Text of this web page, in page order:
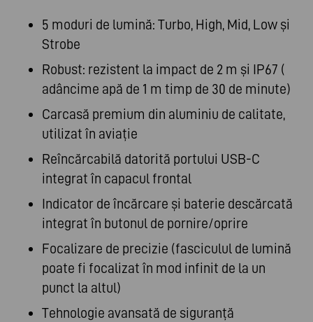
5 moduri de lumină: Turbo, High, Mid, Low și
Strobe
Robust: rezistent la impact de 2 m și IP67 (
adâncime apă de 1 m timp de 30 de minute)
Carcasă premium din aluminiu de calitate,
utilizat în aviație
Reîncărcabilă datorită portului USB-C
integrat în capacul frontal
Indicator de încărcare și baterie descărcată
integrat în butonul de pornire/oprire
Focalizare de precizie (fasciculul de lumină
poate fi focalizat în mod infinit de la un
punct la altul)
Tehnologie avansată de siguranță